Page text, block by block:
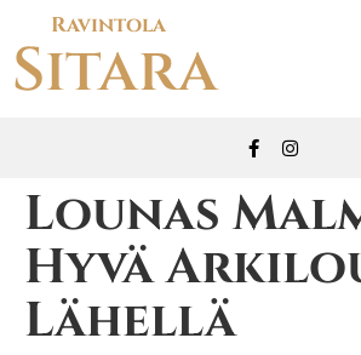
Ravintola
Sitara
Lounas
Hyvä
Lähellä